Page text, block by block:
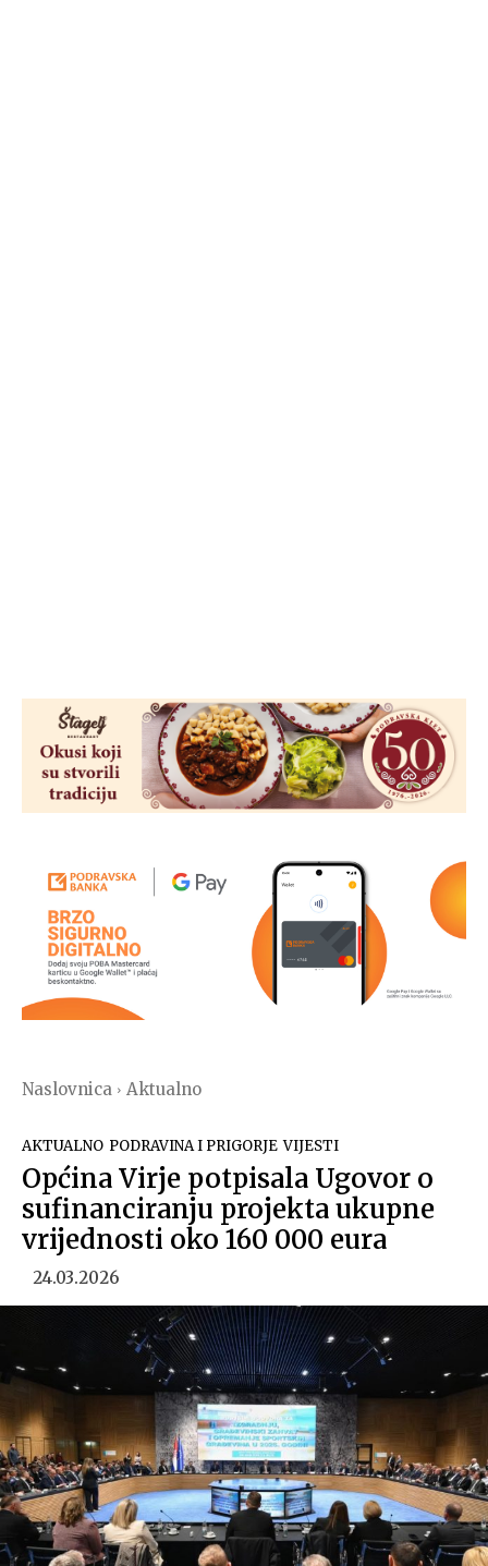
Naslovnica Aktualno
AKTUALNO PODRAVINA I PRIGORJE VIJESTI
Općina Virje potpisala Ugovor o
sufinanciranju projekta ukupne
vrijednosti oko 160 000 eura
24.03.2026